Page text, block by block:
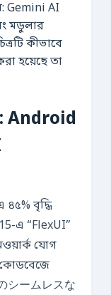
Gemini AI
মডুলার
কীভাবে
হয়েছে তা
Android
বৃদ্ধি
এ “FlexUI”
যোগ
কোডবেজে
シームレスな